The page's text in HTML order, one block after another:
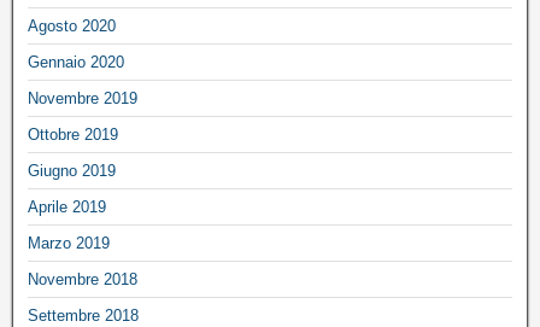
Agosto 2020
Gennaio 2020
Novembre 2019
Ottobre 2019
Giugno 2019
Aprile 2019
Marzo 2019
Novembre 2018
Settembre 2018